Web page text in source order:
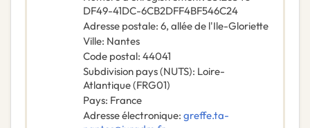
DF49-41DC-6CB2DFF4BF546C24
Adresse postale: 6, allée de l'Ile-Gloriette
Ville: Nantes
Code postal: 44041
Subdivision pays (NUTS): Loire-
Atlantique(FRG01)
Pays: France
Adresse électronique: greffe.ta-